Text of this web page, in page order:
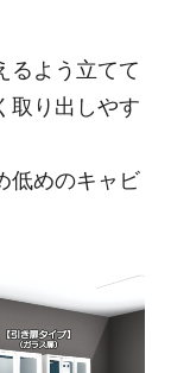
るよう立てて
取り出しやす
低めのキャビ